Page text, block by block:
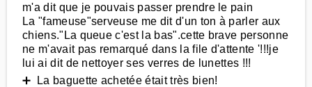
m'a dit que je pouvais passer prendre le pain
La "fameuse"serveuse me dit d'un ton à parler aux
chiens."La queue c'est la bas".cette brave personne
ne m'avait pas remarqué dans la file d'attente '!!!je
lui ai dit de nettoyer ses verres de lunettes !!!
➕ La baguette achetée était très bien!